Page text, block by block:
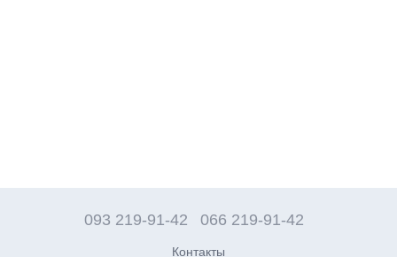
093 219-91-42 066 219-91-42
Контакты